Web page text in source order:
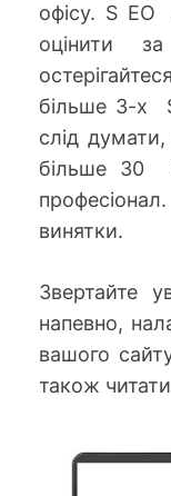
офісу. S EO
оцінити за
більше 3-х
слід
більше 30
винятки.
Звертайте
напевно,
вашого
також